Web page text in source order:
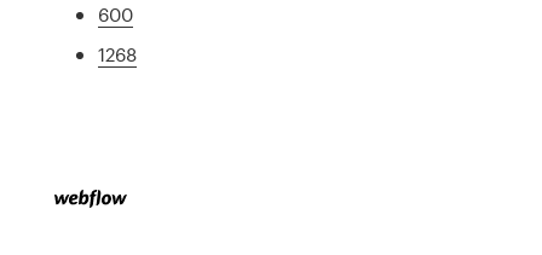
600
1268